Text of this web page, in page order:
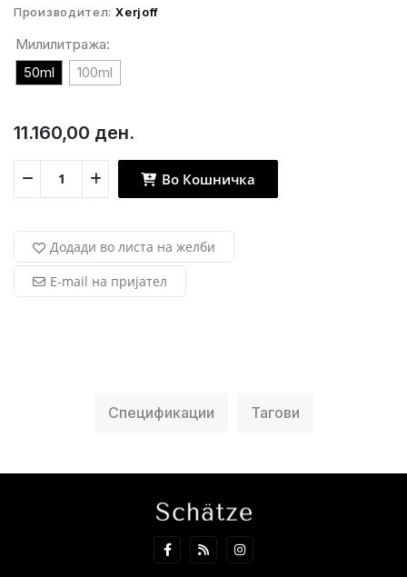
Производител: Xerjoff
Милилитража:
50ml
100ml
11.160,00 ден.
Во Кошничка
Додади во листа на желби
E-mail на пријател
Спецификации Тагови